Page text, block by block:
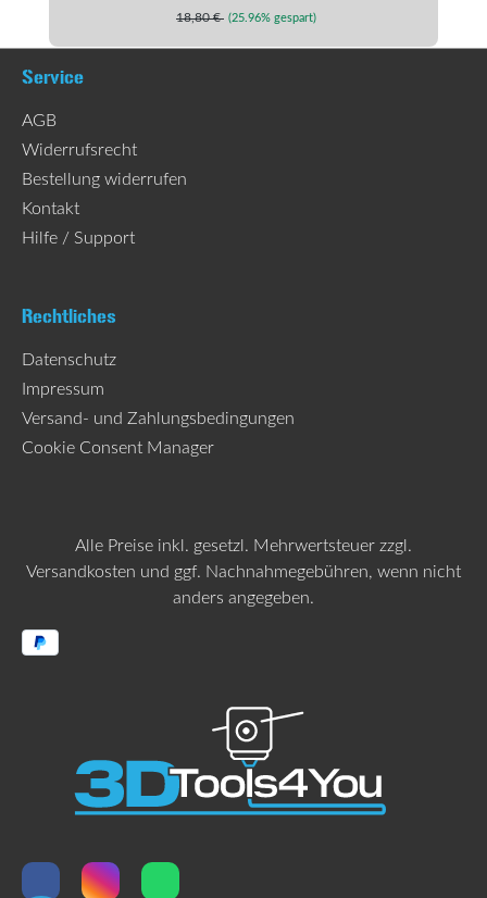
18,80 € (25.96% gespart)
Service
AGB
Widerrufsrecht
Bestellung widerrufen
Kontakt
Hilfe / Support
Rechtliches
Datenschutz
Impressum
Versand- und Zahlungsbedingungen
Cookie Consent Manager
Alle Preise inkl. gesetzl. Mehrwertsteuer zzgl.
Versandkosten und ggf. Nachnahmegebühren, wenn nicht
anders angegeben.